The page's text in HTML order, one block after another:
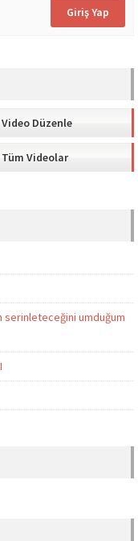
Video Düzenle
Tüm Videolar
serinleteceğini umduğum